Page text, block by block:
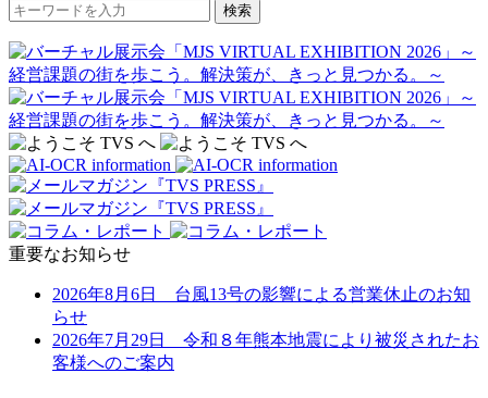
検索
重要なお知らせ
2026年8月6日 台風13号の影響による営業休止のお知
らせ
2026年7月29日 令和８年熊本地震により被災されたお
客様へのご案内